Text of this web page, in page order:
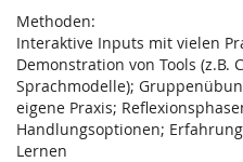
Methoden:
Interaktive Inputs mit vielen
Demonstration von Tools (z.B.
Sprachmodelle);
eigene Praxis;
Handlungsoptionen;
Lernen